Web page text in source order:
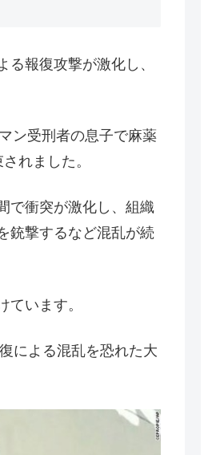
報復攻撃が激化し、
ン受刑者の息子で麻薬
れました。
で衝突が激化し、組織
銃撃するなど混乱が続
います。
による混乱を恐れた大